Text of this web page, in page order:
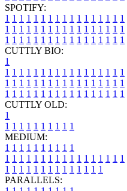
SPOTIFY:
1 1 1 1 1 1 1 1 1 1 1 1 1 1 1 1 1
1 1 1 1 1 1 1 1 1 1 1 1 1 1 1 1 1
1 1 1 1 1 1 1 1 1 1 1 1 1 1 1 1 1
CUTTLY BIO:
1
1 1 1 1 1 1 1 1 1 1 1 1 1 1 1 1 1
1 1 1 1 1 1 1 1 1 1 1 1 1 1 1 1 1
1 1 1 1 1 1 1 1 1 1 1 1 1 1 1 1 1
CUTTLY OLD:
1
1 1 1 1 1 1 1 1 1 1
MEDIUM:
1 1 1 1 1 1 1 1 1 1
1 1 1 1 1 1 1 1 1 1 1 1 1 1 1 1 1
1 1 1 1 1 1 1 1 1 1 1 1 1 1
PARALLELS: